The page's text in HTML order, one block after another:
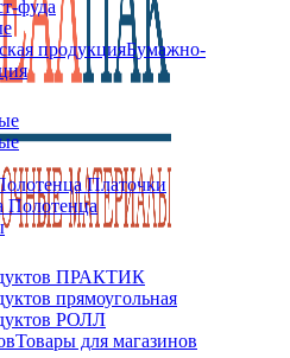
фуда
Бумажно-
Платочки
Полотенца
ПРАКТИК
прямоугольная
РОЛЛ
Товары для магазинов